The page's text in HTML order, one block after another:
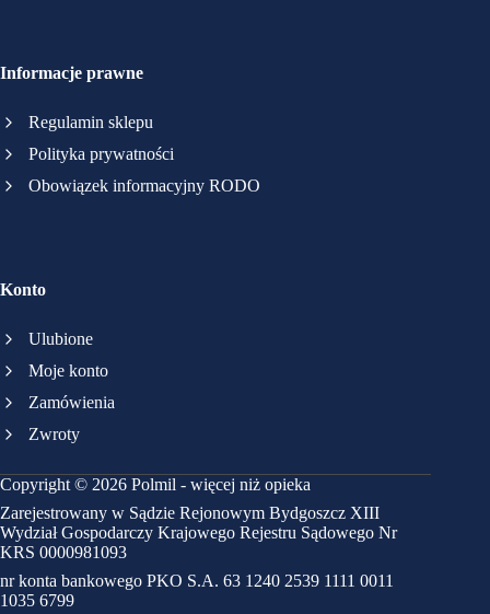
Informacje prawne
Regulamin sklepu
Polityka prywatności
Obowiązek informacyjny RODO
Konto
Ulubione
Moje konto
Zamówienia
Zwroty
Copyright © 2026 Polmil - więcej niż opieka
Zarejestrowany w Sądzie Rejonowym Bydgoszcz XIII
Wydział Gospodarczy Krajowego Rejestru Sądowego Nr
KRS 0000981093
nr konta bankowego PKO S.A. 63 1240 2539 1111 0011
1035 6799